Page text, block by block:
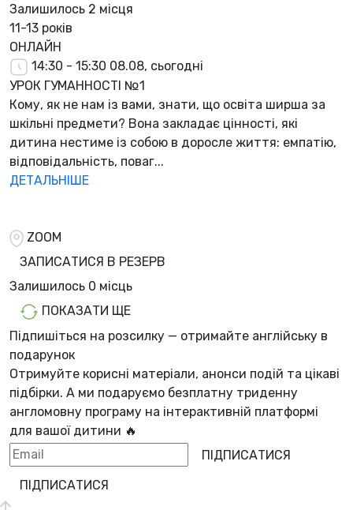
Залишилось 2 місця
11-13 років
ОНЛАЙН
14:30 - 15:30 08.08, сьогодні
УРОК ГУМАННОСТІ №1
Кому, як не нам із вами, знати, що освіта ширша за
шкільні предмети? Вона закладає цінності, які
дитина нестиме із собою в доросле життя: емпатію,
відповідальність, поваг...
ДЕТАЛЬНІШЕ
ZOOM
ЗАПИСАТИСЯ В РЕЗЕРВ
Залишилось 0 місць
ПОКАЗАТИ ЩЕ
Підпишіться на розсилку — отримайте англійську в
подарунок
Отримуйте корисні матеріали, анонси подій та цікаві
підбірки. А ми подаруємо безплатну триденну
англомовну програму на інтерактивній платформі
для вашої дитини 🔥
ПІДПИСАТИСЯ
ПІДПИСАТИСЯ